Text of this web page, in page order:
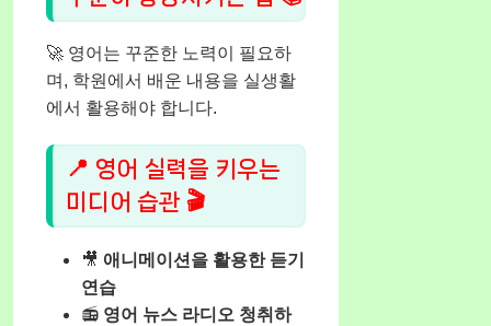
🚀 영어는 꾸준한 노력이 필요하
며, 학원에서 배운 내용을 실생활
에서 활용해야 합니다.
📍 영어 실력을 키우는
미디어 습관 🎬
🎥 애니메이션을 활용한 듣기
연습
📻 영어 뉴스 라디오 청취하